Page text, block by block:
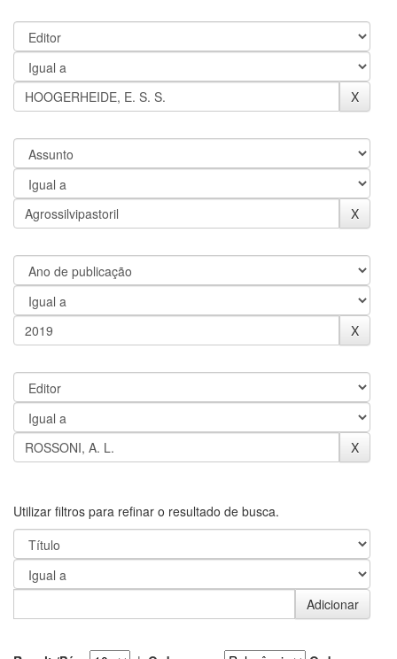
Utilizar filtros para refinar o resultado de busca.